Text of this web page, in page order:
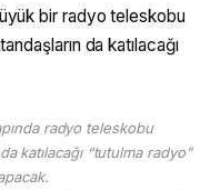
bir radyo teleskobu
da katılacağı
radyo teleskobu
katılacağı “tutulma radyo”